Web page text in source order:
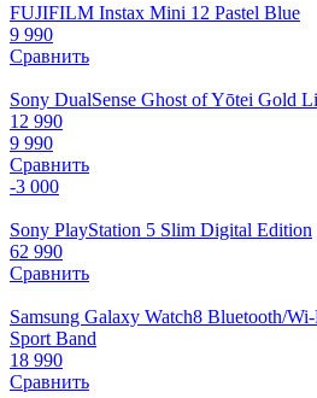
FUJIFILM Instax Mini 12 Pastel Blue
9 990
Сравнить
Sony DualSense Ghost of Yōtei Gold
12 990
9 990
Сравнить
-3 000
Sony PlayStation 5 Slim Digital Edition
62 990
Сравнить
Samsung Galaxy Watch8 Bluetooth/
Sport Band
18 990
Сравнить